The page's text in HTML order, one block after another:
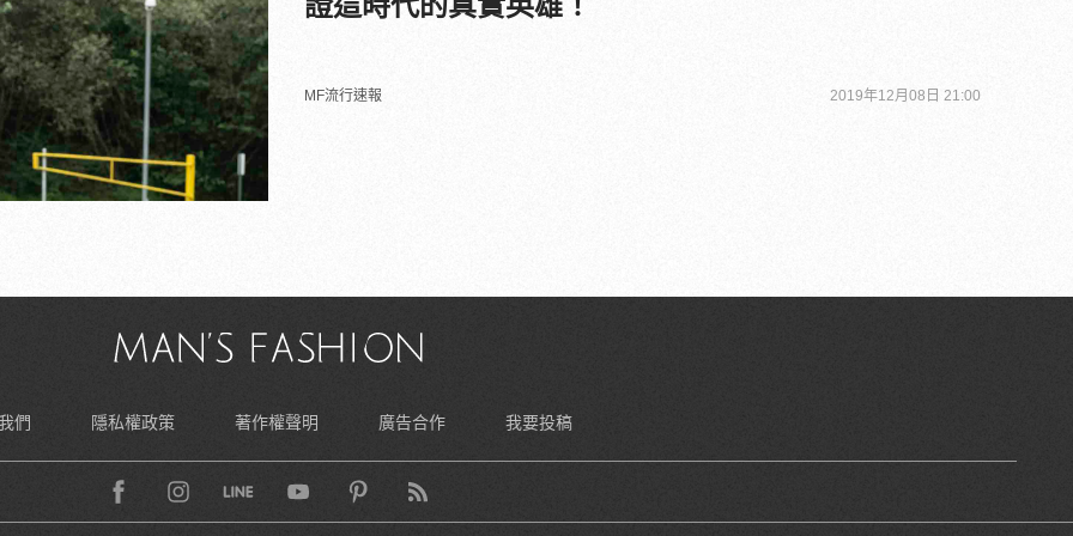
MF流行速報 2019年12月08日 21:00
們 隱私權政策 著作權聲明 廣告合作 我要投稿